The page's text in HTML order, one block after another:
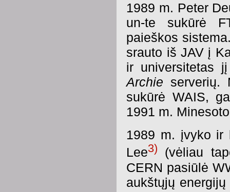
1989 m. Peter
un-te sukūrė
paieškos
srauto iš JAV į
ir universitetas
Archie serverių.
sukūrė WAIS,
1991 m.
1989 m. įvyko ir
Lee3)
(vėliau
CERN pasiūlė
aukštųjų